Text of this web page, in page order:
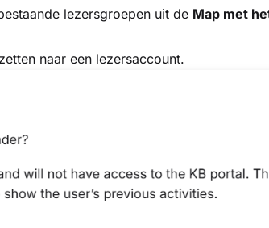
lezersgroepen uit de Map met
naar een lezersaccount.